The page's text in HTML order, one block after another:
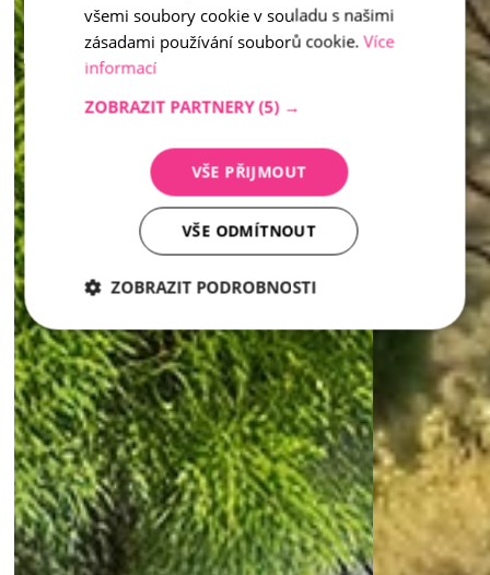
všemi soubory cookie v souladu s našimi
zásadami používání souborů cookie. Více
informací
ZOBRAZIT PARTNERY (5) →
VŠE PŘIJMOUT
VŠE ODMÍTNOUT
ZOBRAZIT PODROBNOSTI
Nezbytně
nutné
soubory
Analytika Marketing
Nezbytně nutné soubory
Analytika
Marketing